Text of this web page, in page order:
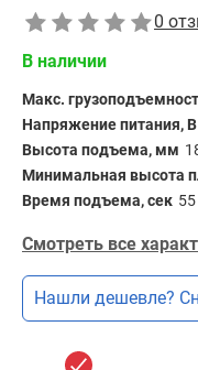
0
В наличии
Макс.
Напряжение питания, В
Высота подъема, мм
Минимальная высота
Время подъема, сек 55
Смотреть все
Нашли дешевле?